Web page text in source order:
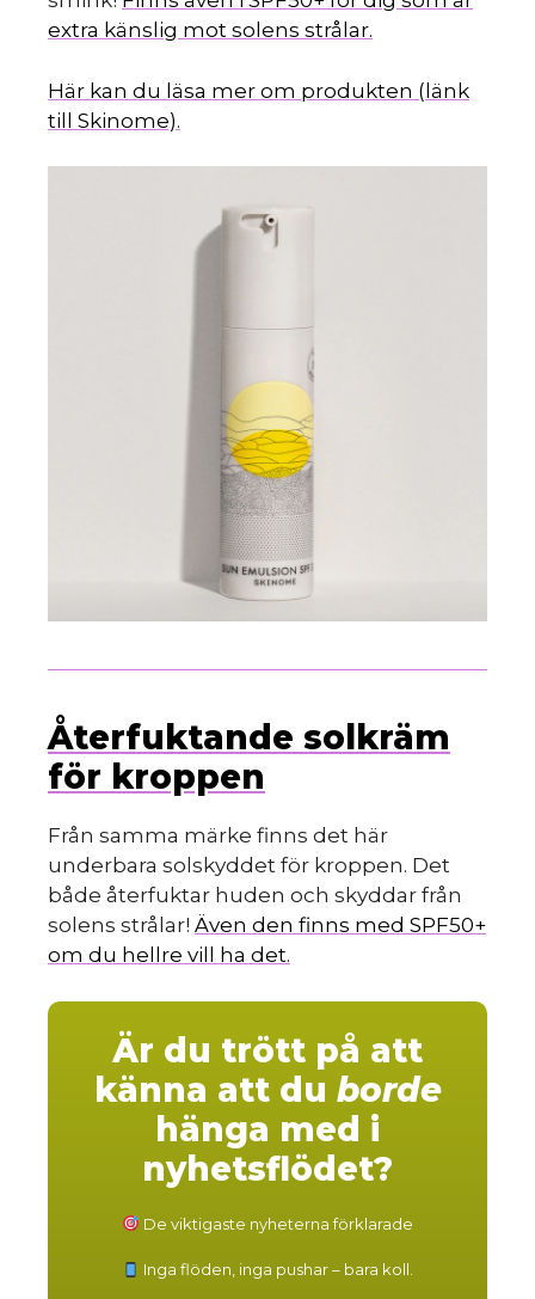
extra känslig mot solens strålar.
Här kan du läsa mer om produkten (länk
till Skinome).
Återfuktande solkräm
för kroppen
Från samma märke finns det här
underbara solskyddet för kroppen. Det
både återfuktar huden och skyddar från
solens strålar! Även den finns med SPF50+
om du hellre vill ha det.
Är du trött på att
känna att du borde
hänga med i
nyhetsflödet?
De viktigaste nyheterna förklarade
Inga flöden, inga pushar – bara koll.